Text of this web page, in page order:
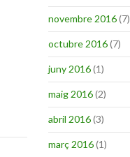
novembre 2016(7)
octubre 2016(7)
juny 2016(1)
maig 2016(2)
abril 2016(3)
març 2016(1)